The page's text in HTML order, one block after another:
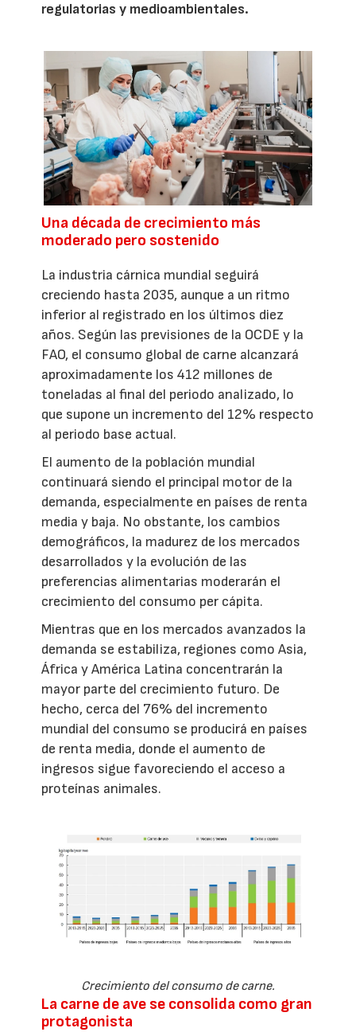
regulatorias y medioambientales.
Una década de crecimiento más
moderado pero sostenido
La industria cárnica mundial seguirá
creciendo hasta 2035, aunque a un ritmo
inferior al registrado en los últimos diez
años. Según las previsiones de la OCDE y la
FAO, el consumo global de carne alcanzará
aproximadamente los 412 millones de
toneladas al final del periodo analizado, lo
que supone un incremento del 12% respecto
al periodo base actual.
El aumento de la población mundial
continuará siendo el principal motor de la
demanda, especialmente en países de renta
media y baja. No obstante, los cambios
demográficos, la madurez de los mercados
desarrollados y la evolución de las
preferencias alimentarias moderarán el
crecimiento del consumo per cápita.
Mientras que en los mercados avanzados la
demanda se estabiliza, regiones como Asia,
África y América Latina concentrarán la
mayor parte del crecimiento futuro. De
hecho, cerca del 76% del incremento
mundial del consumo se producirá en países
de renta media, donde el aumento de
ingresos sigue favoreciendo el acceso a
proteínas animales.
Crecimiento del consumo de carne.
La carne de ave se consolida como gran
protagonista